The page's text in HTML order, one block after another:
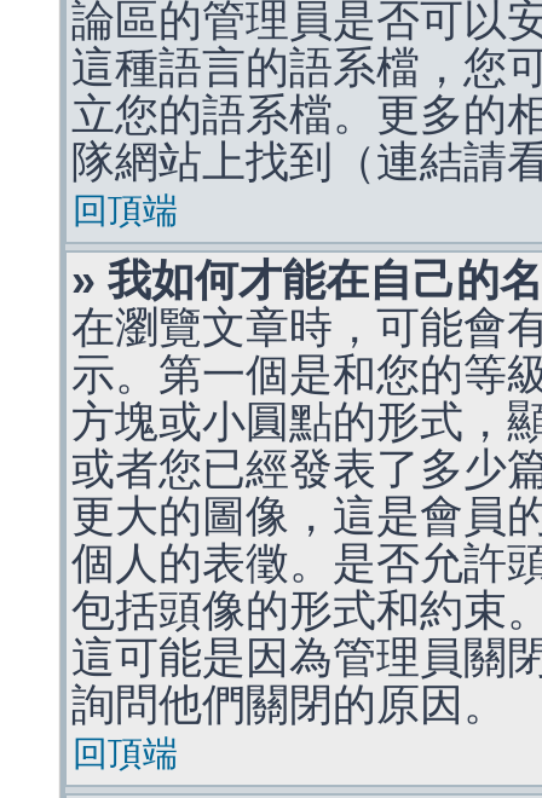
論區的管理員是否可以
這種語言的語系檔，您
立您的語系檔。更多的
隊網站上找到（連結請
回頂端
» 我如何才能在自己的
在瀏覽文章時，可能會
示。第一個是和您的等
方塊或小圓點的形式，
或者您已經發表了多少
更大的圖像，這是會員
個人的表徵。是否允許
包括頭像的形式和約束
這可能是因為管理員關
詢問他們關閉的原因。
回頂端